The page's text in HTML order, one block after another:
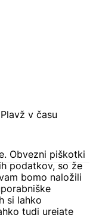
v času
Obvezni piškotki
podatkov, so že
bomo naložili
si lahko
tudi urejate